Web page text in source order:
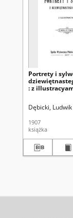
Portrety i
: z
Dębicki, Ludwik
1907
książka